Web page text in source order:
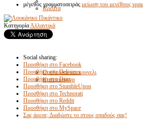
Κρεατα
Πουλερικα και κουνελι
Κατεψυγμενα
μέγεθος γραμματοσειράς μείωση του μεγέθους
ΚατηγορίαΑλλαντικά
Social sharing:
Προσθήκη στο Facebook
Προσθήκη στο Delicious
Προσθήκη στο Digg
Προσθήκη στο StumbleUpon
Προσθήκη στο Technorati
Προσθήκη στο Reddit
Προσθήκη στο MySpace
Σας άρεσε; Διαδώστε το στους οπαδούς σας!